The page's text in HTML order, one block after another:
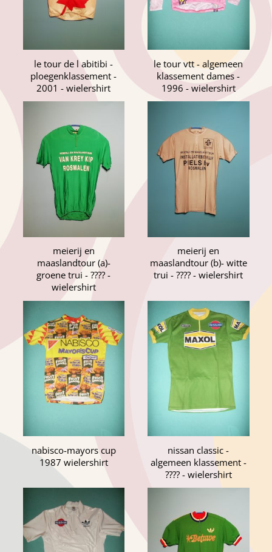
le tour de l abitibi -
ploegenklassement -
2001 - wielershirt
le tour vtt - algemeen
klassement dames -
1996 - wielershirt
meierij en
maaslandtour (a)-
groene trui - ???? -
wielershirt
meierij en
maaslandtour (b)- witte
trui - ???? - wielershirt
nabisco-mayors cup
1987 wielershirt
nissan classic -
algemeen klassement -
???? - wielershirt